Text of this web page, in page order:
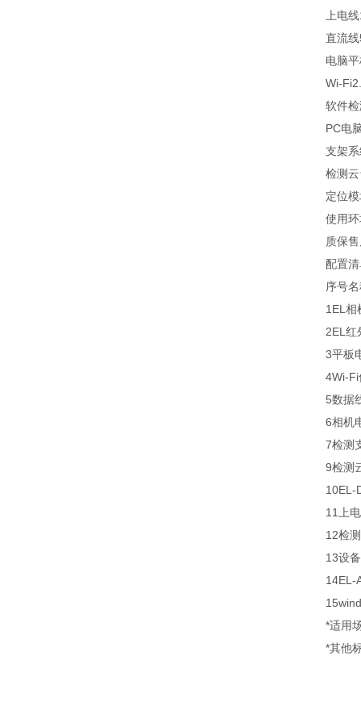
上电线
直流线
电脑平
Wi-
软件检测
PC电脑
支架系
检测云
定位模块
使用环境
质保售后
配置清
序号名
1EL相机
2EL红外
3平板电
4Wi-Fi传
5数据线
6相机电
7检测支
9检测云
10EL-DC
11上电
12检测
13设备
14EL-
*适用场
*其他标